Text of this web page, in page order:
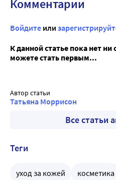
Комментарии
Войдите или
К данной статье пока нет
можете стать первым...
Автор статьи
Татьяна Моррисон
Все статьи
Теги
уход за кожей косметика